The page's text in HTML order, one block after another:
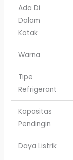
Ada Di
Dalam
Kotak
Warna
Tipe
Refrigerant
Kapasitas
Pendingin
Daya Listrik